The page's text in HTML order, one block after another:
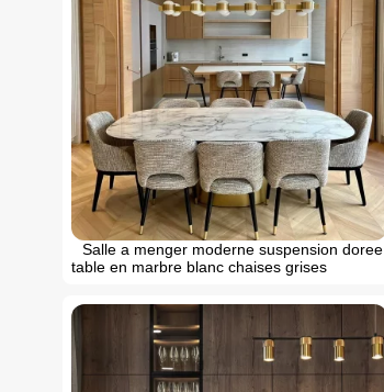
Salle a menger moderne suspension doree
table en marbre blanc chaises grises